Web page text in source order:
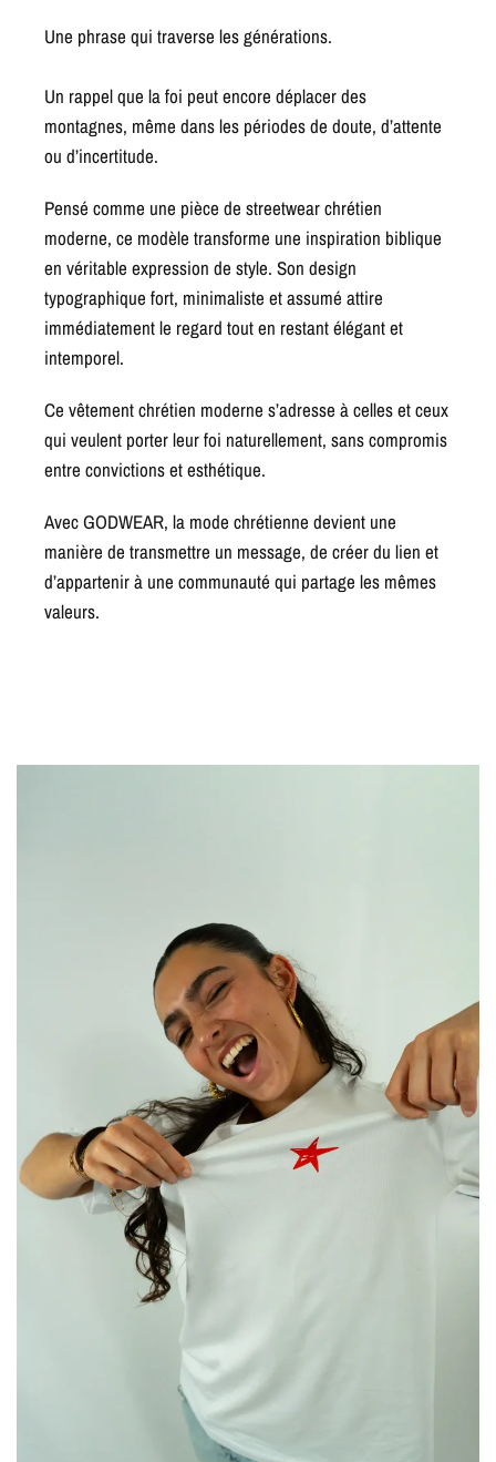
Une phrase qui traverse les générations.
Un rappel que la foi peut encore déplacer des
montagnes, même dans les périodes de doute, d’attente
ou d’incertitude.
Pensé comme une pièce de streetwear chrétien
moderne, ce modèle transforme une inspiration biblique
en véritable expression de style. Son design
typographique fort, minimaliste et assumé attire
immédiatement le regard tout en restant élégant et
intemporel.
Ce vêtement chrétien moderne s’adresse à celles et ceux
qui veulent porter leur foi naturellement, sans compromis
entre convictions et esthétique.
Avec GODWEAR, la mode chrétienne devient une
manière de transmettre un message, de créer du lien et
d’appartenir à une communauté qui partage les mêmes
valeurs.